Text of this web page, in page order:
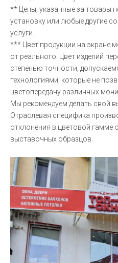
** Цены, указанные за товары
установку или любые другие
услуги.
*** Цвет продукции на экране
от реального. Цвет изделий
степенью точности,
технологиями, которые не
цветопередачу различных
Мы рекомендуем делать свой
Отраслевая специфика
отклонения в цветовой гамме
выставочных образцов.